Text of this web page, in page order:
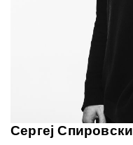
Сергеј Спировски